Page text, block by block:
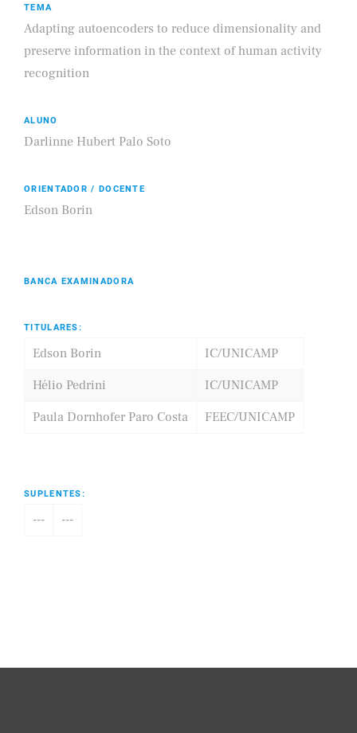
TEMA
Adapting autoencoders to reduce dimensionality and
preserve information in the context of human activity
recognition
ALUNO
Darlinne Hubert Palo Soto
ORIENTADOR / DOCENTE
Edson Borin
BANCA EXAMINADORA
TITULARES:
Edson Borin
IC/UNICAMP
Hélio Pedrini
IC/UNICAMP
Paula Dornhofer Paro Costa
FEEC/UNICAMP
SUPLENTES:
--- ---